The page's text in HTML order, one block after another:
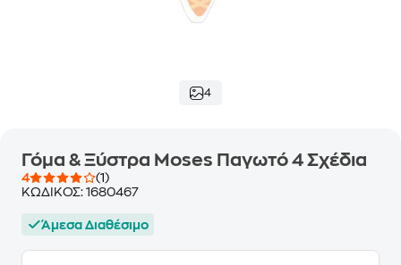
4
Γόμα & Ξύστρα Moses Παγωτό 4 Σχέδια
4
(1)
ΚΩΔΙΚΟΣ: 1680467
Άμεσα Διαθέσιμο